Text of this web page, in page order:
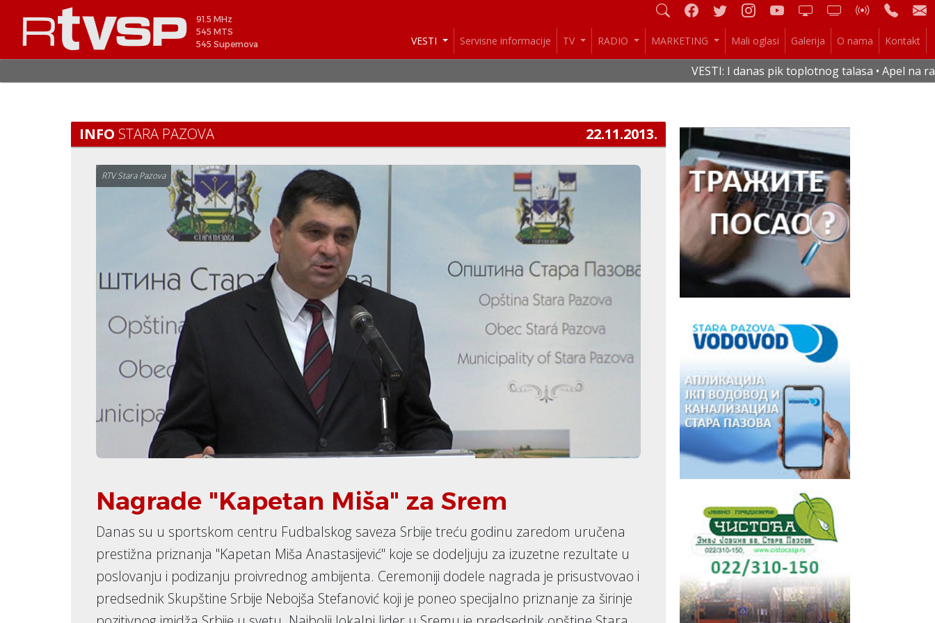
91.5 MHz
545 MTS
545 Supernova
VESTI Servisne informacije TV RADIO MARKETING Mali oglasi Galerija O nama Kontakt
VESTI: I danas pik toplotnog talasa • Apel na
INFO STARA PAZOVA 22.11.2013.
RTV Stara Pazova
Nagrade "Kapetan Miša" za Srem
Danas su u sportskom centru Fudbalskog saveza Srbije treću godinu zaredom uručena
prestižna priznanja "Kapetan Miša Anastasijević" koje se dodeljuju za izuzetne rezultate u
poslovanju i podizanju proivrednog ambijenta. Ceremoniji dodele nagrada je prisustvovao i
predsednik Skupštine Srbije Nebojša Stefanović koji je poneo specijalno priznanje za širinje